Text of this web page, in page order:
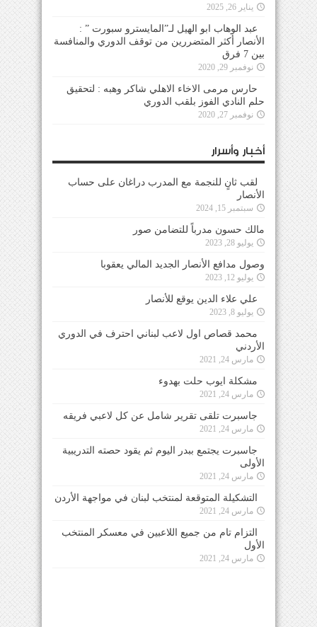
يناير 26, 2025
عبد الوهاب ابو الهيل لـ”المايسترو سبورت ” :
الأنصار أكثر المتضررين من توقف الدوري والمنافسة
بين 7 فرق
نوفمبر 29, 2020
حارس مرمى الاخاء الاهلي شاكر وهبه : لتحقيق
حلم النادي الفوز بلقب الدوري
نوفمبر 27, 2020
أخبار وأسرار
لقب ثانٍ للنجمة مع المدرب دراغان على حساب
الأنصار
سبتمبر 15, 2024
مالك حسون مدرباً للتضامن صور
يوليو 28, 2023
وصول مدافع الأنصار الجديد المالي يعقوبا
يوليو 12, 2023
علي علاء الدين يوقع للأنصار
يوليو 8, 2023
محمد قصاص اول لاعب لبناني احترف في الدوري
الأردني
مارس 24, 2021
مشكلة ايوب حلت بهدوء
مارس 24, 2021
جاسبرت تلقى تقرير شامل عن كل لاعبي فريقه
مارس 24, 2021
جاسبرت يجتمع ببدر اليوم ثم يقود حصته التدريبية
الأولى
مارس 24, 2021
التشكيلة المتوقعة لمنتخب لبنان في مواجهة الأردن
مارس 24, 2021
التزام تام من جميع اللاعبين في معسكر المنتخب
الأول
مارس 24, 2021